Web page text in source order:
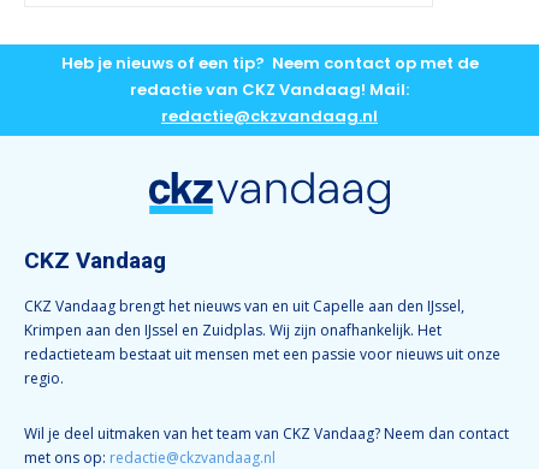
Heb je nieuws of een tip? Neem contact op met de
redactie van CKZ Vandaag! Mail:
redactie@ckzvandaag.nl
CKZ Vandaag
CKZ Vandaag brengt het nieuws van en uit Capelle aan den IJssel,
Krimpen aan den IJssel en Zuidplas. Wij zijn onafhankelijk. Het
redactieteam bestaat uit mensen met een passie voor nieuws uit onze
regio.
Wil je deel uitmaken van het team van CKZ Vandaag? Neem dan contact
met ons op: redactie@ckzvandaag.nl